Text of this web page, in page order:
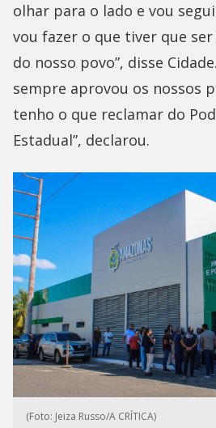
olhar para o lado e vou
vou fazer o que tiver que
do nosso povo”, disse
sempre aprovou os nossos
tenho o que reclamar do
Estadual”, declarou.
(Foto: Jeiza Russo/A CRÍTICA)